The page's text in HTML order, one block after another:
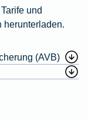
und
herunterladen.
(AVB)